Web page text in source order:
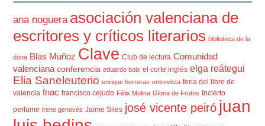
ana noguera asociación valenciana de
escritores y críticos literarios biblioteca de la
dona Blas Muñoz Clave Club de lectura Comunidad
valenciana conferencia eduardo boix el corte inglés elga reátegui
Elia Saneleuterio enrique herreras entrevista feria del libro de
valencia fnac francisco cejudo Félix Molina Gloria de Frutos
Incierto
perfume irene genovés Jaime Siles josé vicente peiró juan